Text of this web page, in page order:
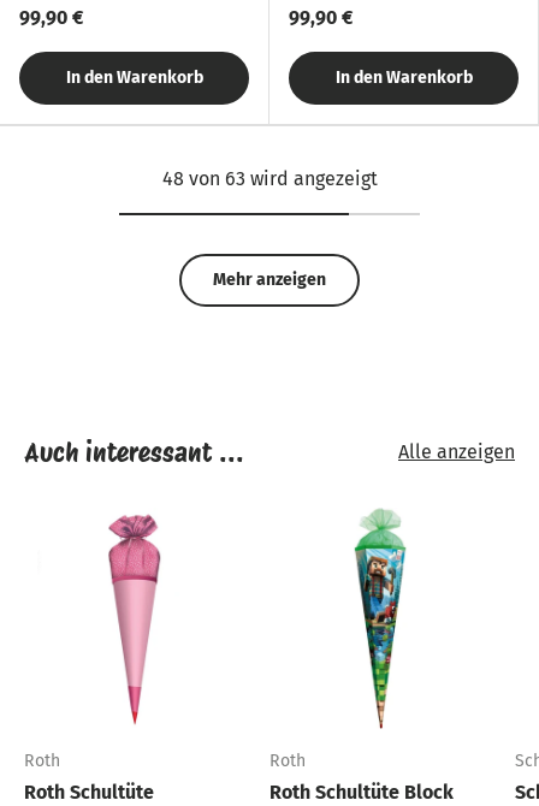
99,90 €
In den Warenkorb
99,90 €
In den Warenkorb
48 von 63 wird angezeigt
Mehr anzeigen
Auch interessant ... Alle anzeigen
Roth
Roth Schultüte
Roth
Roth Schultüte Block